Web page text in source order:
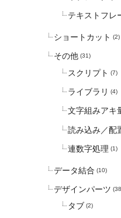
テキストフレ
ショートカット (2)
その他 (31)
スクリプト (7)
ライブラリ (4)
文字組みアキ
読み込み／配
連数字処理 (1)
データ結合 (10)
デザインパーツ
タブ (2)